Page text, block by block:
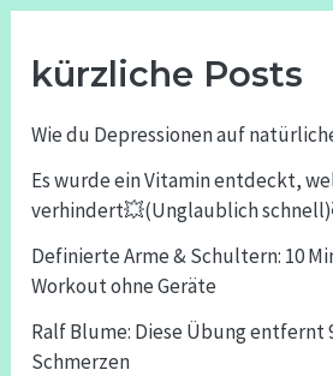
kürzliche Posts
Wie du Depressionen auf
Es wurde ein Vitamin entdeckt,
verhindert💥(Unglaublich
Definierte Arme & Schultern: 10
Workout ohne Geräte
Ralf Blume: Diese Übung entfernt
Schmerzen